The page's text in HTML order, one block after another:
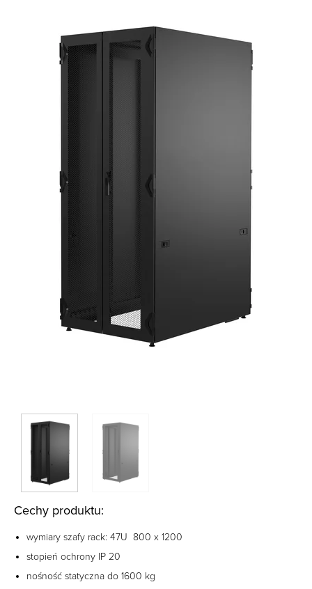
Cechy produktu:
wymiary szafy rack: 47U 800 x 1200
stopień ochrony IP 20
nośność statyczna do 1600 kg